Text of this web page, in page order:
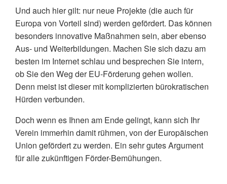
Und auch hier gilt: nur neue Projekte (die auch für
Europa von Vorteil sind) werden gefördert. Das können
besonders innovative Maßnahmen sein, aber ebenso
Aus- und Weiterbildungen. Machen Sie sich dazu am
besten im Internet schlau und besprechen Sie intern,
ob Sie den Weg der EU-Förderung gehen wollen.
Denn meist ist dieser mit komplizierten bürokratischen
Hürden verbunden.
Doch wenn es Ihnen am Ende gelingt, kann sich Ihr
Verein immerhin damit rühmen, von der Europäischen
Union gefördert zu werden. Ein sehr gutes Argument
für alle zukünftigen Förder-Bemühungen.